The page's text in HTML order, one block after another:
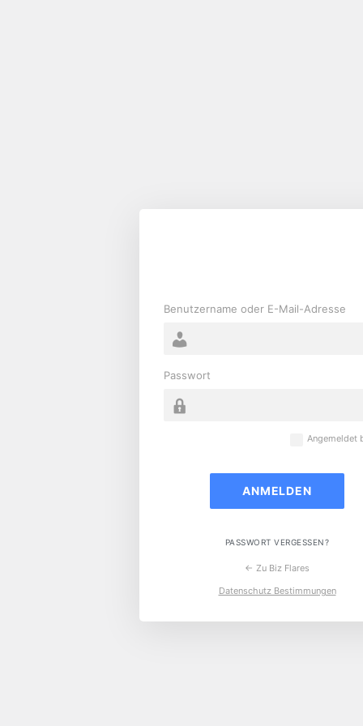
Benutzername oder E-Mail-Adresse
Passwort
Angemeldet
PASSWORT VERGESSEN?
← Zu Biz Flares
Datenschutz Bestimmungen